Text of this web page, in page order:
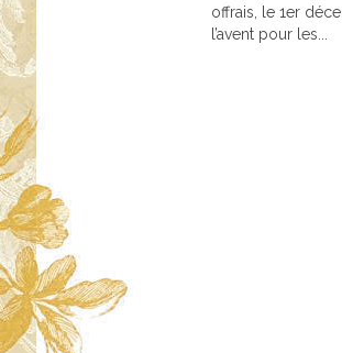
offrais, le 1er
l’avent pour les...